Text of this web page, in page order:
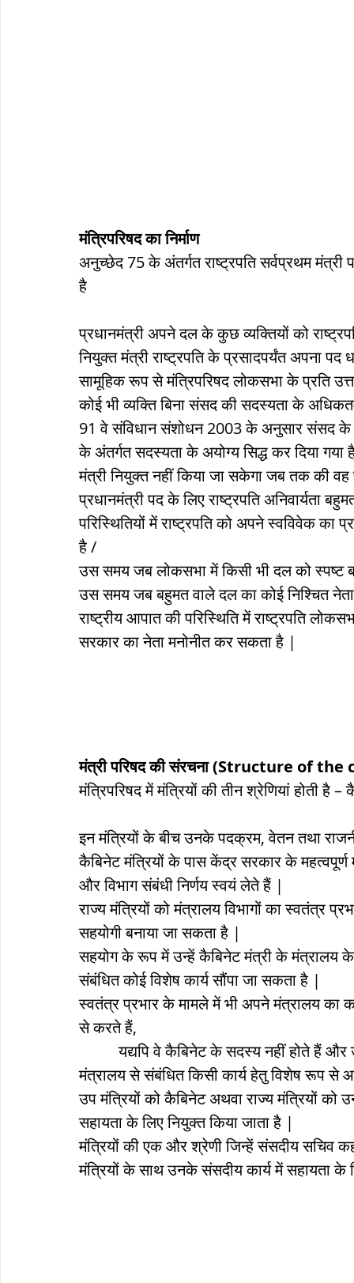
मंत्रिपरिषद का निर्माण
अनुच्छेद 75 के अंतर्गत राष्ट्रपति सर्वप्रथम
है
प्रधानमंत्री अपने दल के कुछ व्यक्तियों को
नियुक्त मंत्री राष्ट्रपति के प्रसादपर्यंत अपना
सामूहिक रूप से मंत्रिपरिषद लोकसभा के प्रति
कोई भी व्यक्ति बिना संसद की सदस्यता के
91 वे संविधान संशोधन 2003 के अनुसार संसद
के अंतर्गत सदस्यता के अयोग्य सिद्ध कर दिया
मंत्री नियुक्त नहीं किया जा सकेगा जब तक की वह
प्रधानमंत्री पद के लिए राष्ट्रपति अनिवार्यता
परिस्थितियों में राष्ट्रपति को अपने स्वविवेक
है /
उस समय जब लोकसभा में किसी भी दल को स्पष्ट
उस समय जब बहुमत वाले दल का कोई निश्चित नेता
राष्ट्रीय आपात की परिस्थिति में राष्ट्रपति
सरकार का नेता मनोनीत कर सकता है |
मंत्री परिषद की संरचना (Structure of
मंत्रिपरिषद में मंत्रियों की तीन श्रेणियां होती है
इन मंत्रियों के बीच उनके पदक्रम, वेतन तथा
कैबिनेट मंत्रियों के पास केंद्र सरकार के महत्वपूर्ण
और विभाग संबंधी निर्णय स्वयं लेते हैं |
राज्य मंत्रियों को मंत्रालय विभागों का स्वतंत्र
सहयोगी बनाया जा सकता है |
सहयोग के रूप में उन्हें कैबिनेट मंत्री के मंत्रालय के
संबंधित कोई विशेष कार्य सौंपा जा सकता है |
स्वतंत्र प्रभार के मामले में भी अपने मंत्रालय का
से करते हैं,
          यद्यपि वे कैबिनेट के सदस्य नहीं होते हैं और उनकी बैठकों में भाग नहीं लेते जब तक उन्हें उनके
मंत्रालय से संबंधित किसी कार्य हेतु विशेष रूप से
उप मंत्रियों को कैबिनेट अथवा राज्य मंत्रियों
सहायता के लिए नियुक्त किया जाता है |
मंत्रियों की एक और श्रेणी जिन्हें संसदीय सचिव
मंत्रियों के साथ उनके संसदीय कार्य में सहायता के